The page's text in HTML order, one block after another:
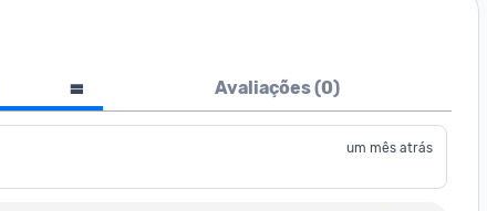
Avaliações (0)
um mês atrás